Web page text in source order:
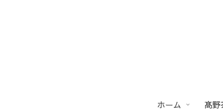
ホーム 髙野